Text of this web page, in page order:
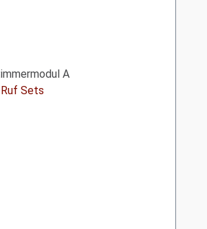
A
Sets